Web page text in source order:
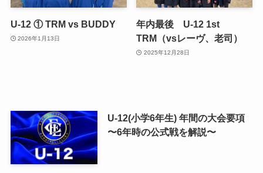
U-12 ① TRM vs BUDDY
2026年1月13日
年内最後 U-12 1st
TRM（vsレーヴ、老司）
2025年12月28日
U-12(小学6年生) 年間の大会要項
〜6年時の公式戦を解説〜